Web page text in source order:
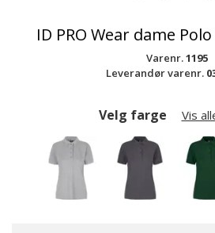
ID PRO Wear dame
Varenr.1195
Leverandør varenr.
Velg farge Vis